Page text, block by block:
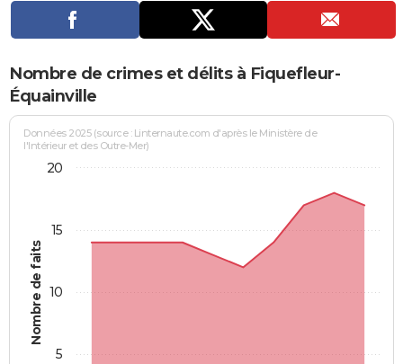
Nombre de crimes et délits à Fiquefleur-
Équainville
Nombre de faits
Données 2025 (source : Linternaute.com d'après le Ministère de
l'Intérieur et des Outre-Mer)
5
10
15
20